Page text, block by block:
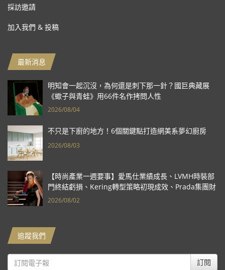
採訪邀請
加入我們 & 投稿
最新消息
明知會一起沉沒，為何還是刺下那一針？國巨典藏展
《蠍子與青蛙》用66件名作拷問人性
2026/08/04
不只是下廚的地方！6個關鍵點打造網美系夢幻廚房
2026/08/03
【時尚產業一週要事】愛馬仕業績成長、LVMH時裝部
門終結虧損、Kering轉型策略初現成效、Prada集團財
報亮眼
2026/08/02
追蹤我們
訂閱